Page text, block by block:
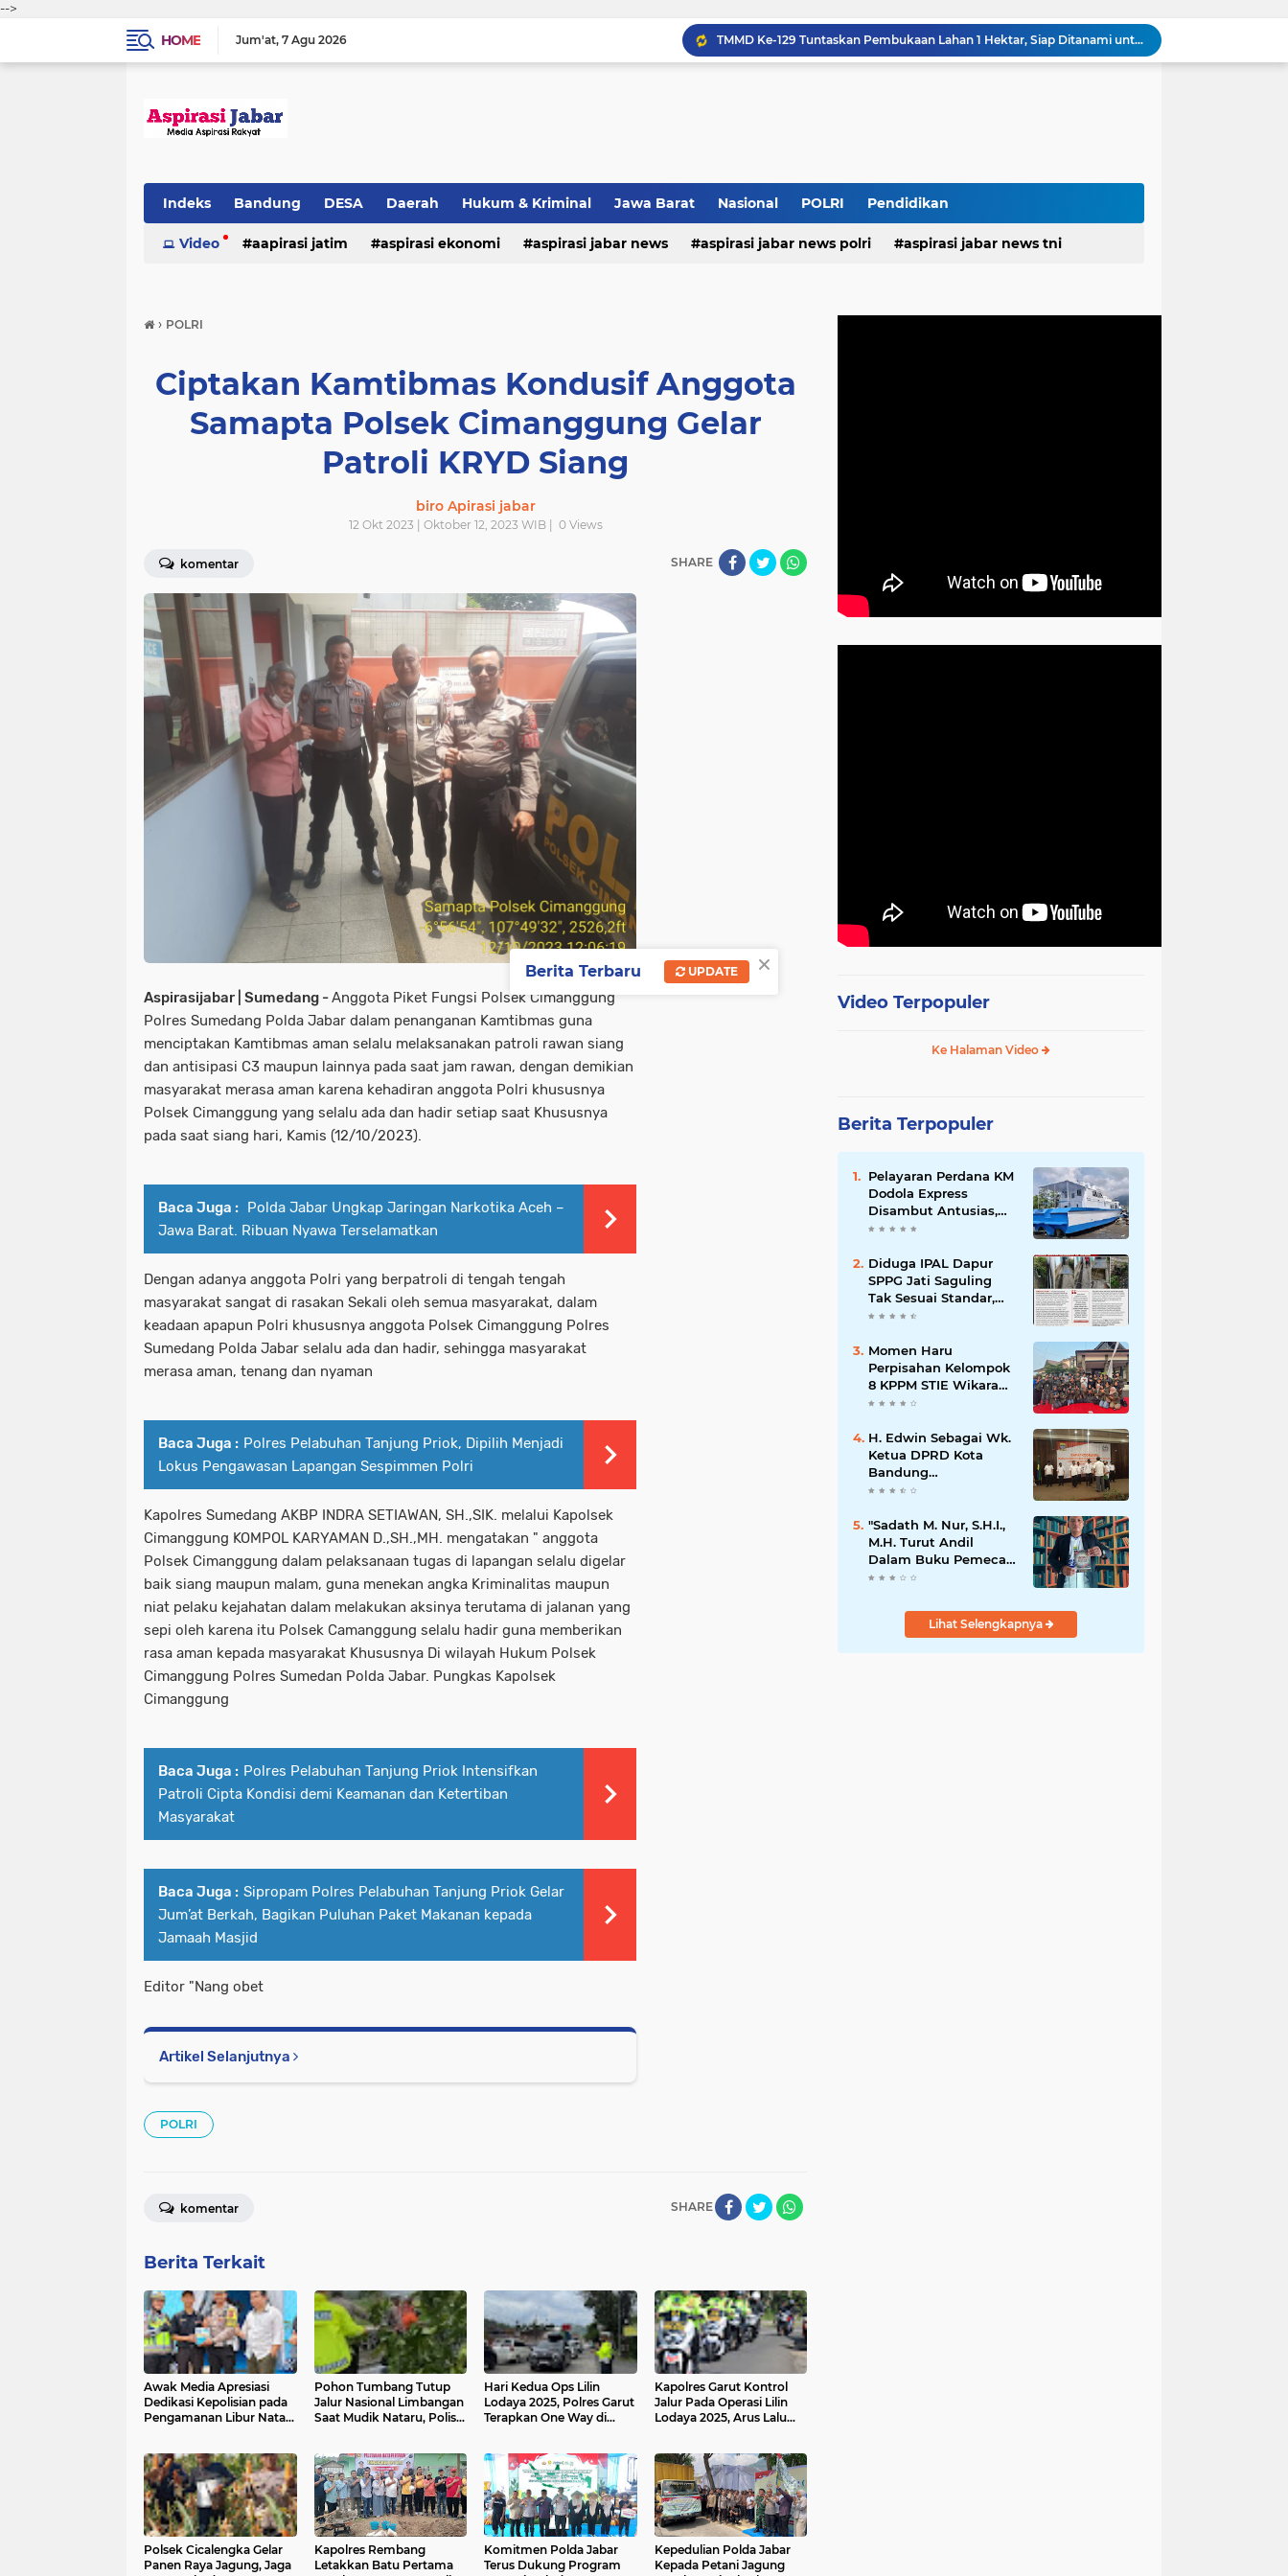
-->
HOME
Jum'at 7 Agu 2026
TMMD Ke-129 Tuntaskan Pembukaan Lahan 1 Hektar, Siap Ditanami untuk Perkuat Ketahanan Pangan Kampung Sesor
Komentar Tak Beretika di Medsos, Perawat RSUD Cicalengka Dinonaktifkan Sementara
Sikat Kejahatan Jalanan di Jabar, 413 Pelaku Diciduk dan 1.016 Motor Disita
Indeks Bandung DESA Daerah Hukum & Kriminal Jawa Barat Nasional POLRI Pendidikan
Video aapirasi jatim aspirasi ekonomi aspirasi jabar news aspirasi jabar news polri aspirasi jabar news tni
hukum & kriminal
› POLRI
Ciptakan Kamtibmas Kondusif Anggota
Samapta Polsek Cimanggung Gelar
Patroli KRYD Siang
biro Apirasi jabar
12 Okt 2023 | Oktober 12, 2023 WIB | 0Views
komentar SHARE
Aspirasijabar | Sumedang -Anggota Piket Fungsi Polsek Cimanggung
Polres Sumedang Polda Jabar dalam penanganan Kamtibmas guna
menciptakan Kamtibmas aman selalu melaksanakan patroli rawan siang
dan antisipasi C3 maupun lainnya pada saat jam rawan, dengan demikian
masyarakat merasa aman karena kehadiran anggota Polri khususnya
Polsek Cimanggung yang selalu ada dan hadir setiap saat Khususnya
pada saat siang hari, Kamis (12/10/2023).
Baca Juga : Polda Jabar Ungkap Jaringan Narkotika Aceh –
Jawa Barat. Ribuan Nyawa Terselamatkan
Dengan adanya anggota Polri yang berpatroli di tengah tengah
masyarakat sangat di rasakan Sekali oleh semua masyarakat, dalam
keadaan apapun Polri khususnya anggota Polsek Cimanggung Polres
Sumedang Polda Jabar selalu ada dan hadir, sehingga masyarakat
merasa aman, tenang dan nyaman
Baca Juga : Polres Pelabuhan Tanjung Priok, Dipilih Menjadi
Lokus Pengawasan Lapangan Sespimmen Polri
Kapolres Sumedang AKBP INDRA SETIAWAN, SH.,SIK. melalui Kapolsek
Cimanggung KOMPOL KARYAMAN D.,SH.,MH. mengatakan " anggota
Polsek Cimanggung dalam pelaksanaan tugas di lapangan selalu digelar
baik siang maupun malam, guna menekan angka Kriminalitas maupun
niat pelaku kejahatan dalam melakukan aksinya terutama di jalanan yang
sepi oleh karena itu Polsek Camanggung selalu hadir guna memberikan
rasa aman kepada masyarakat Khususnya Di wilayah Hukum Polsek
Cimanggung Polres Sumedan Polda Jabar. Pungkas Kapolsek
Cimanggung
Baca Juga : Polres Pelabuhan Tanjung Priok Intensifkan
Patroli Cipta Kondisi demi Keamanan dan Ketertiban
Masyarakat
Baca Juga : Sipropam Polres Pelabuhan Tanjung Priok Gelar
Jum’at Berkah, Bagikan Puluhan Paket Makanan kepada
Jamaah Masjid
Editor "Nang obet
Artikel Selanjutnya
POLRI
SHARE
komentar
Berita Terkait
Awak Media Apresiasi
Dedikasi Kepolisian pada
Pengamanan Libur Natal
Lalu Lintas Garut
Pohon Tumbang Tutup
Jalur Nasional Limbangan
Saat Mudik Nataru, Polisi
Hari Kedua Ops Lilin
Lodaya 2025, Polres Garut
Terapkan One Way di
Kapolres Garut Kontrol
Jalur Pada Operasi Lilin
Lodaya 2025, Arus Lalu
Polsek Cicalengka Gelar
Panen Raya Jagung, Jaga
Kapolres Rembang
Letakkan Batu Pertama
Komitmen Polda Jabar
Terus Dukung Program
Kepedulian Polda Jabar
Kepada Petani Jagung
Video Terpopuler
Ke Halaman Video
Berita Terpopuler
Pelayaran Perdana KM
Dodola Express
Disambut Antusias,
Baling-Baling Segera
Diduga IPAL Dapur
SPPG Jati Saguling
Tak Sesuai Standar,
Warga Keluhkan
Mengalir ke Sungai
Momen Haru
Perpisahan Kelompok
8 KPPM STIE Wikara
Bersama Kepala Desa
Kecamatan Bojong
H. Edwin Sebagai Wk.
Ketua DPRD Kota
Bandung
Mengapresiasi Dan
Kepada
Kepemimpinan Merdi
Hajiji Sebagai ketua
DPD Lpm Kota
2021-2026
"Sadath M. Nur, S.H.I.,
M.H. Turut Andil
Dalam Buku Pemecah
Rekor MURI Puisi
Lihat Selengkapnya
×
Berita Terbaru UPDATE